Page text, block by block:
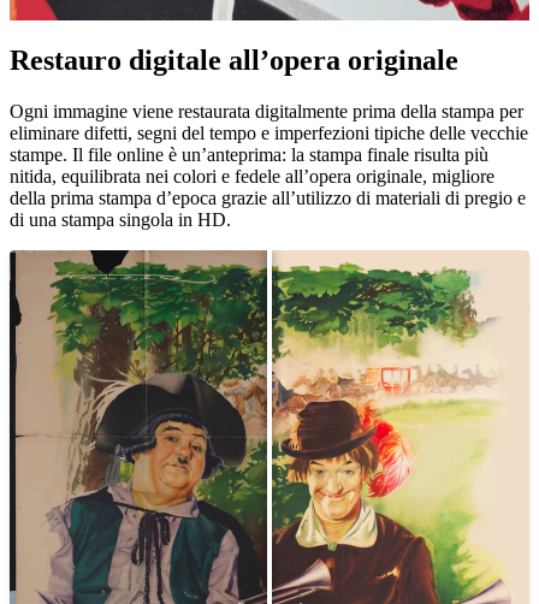
Restauro digitale all’opera originale
Ogni immagine viene restaurata digitalmente prima della stampa per
eliminare difetti, segni del tempo e imperfezioni tipiche delle vecchie
stampe. Il file online è un’anteprima: la stampa finale risulta più
nitida, equilibrata nei colori e fedele all’opera originale, migliore
della prima stampa d’epoca grazie all’utilizzo di materiali di pregio e
di una stampa singola in HD.